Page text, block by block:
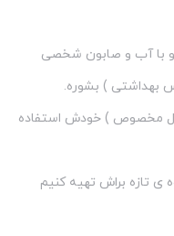
با آب و صابون شخصی
بهداشتی ) بشوره.
مخصوص ) خودش استفاده
ی تازه براش تهیه کنیم